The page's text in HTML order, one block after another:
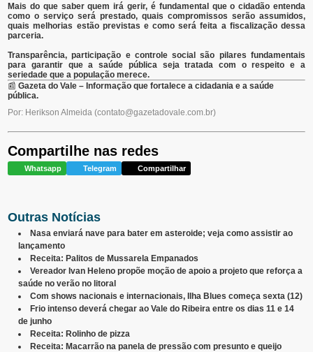
Maisdo que saberquemirágerir, é fundamental queocidadão entenda
comooserviçoseráprestado, quais compromissos serão assumidos,
quaismelhorias estão previstas ecomoseráfeita a fiscalização dessa
parceria.
Transparência,participação e controlesocial são pilares fundamentais
para garantir queasaúde pública sejatratada com orespeitoe a
seriedadequeapopulaçãomerece.
📰GazetadoVale –Informaçãoquefortaleceacidadaniaeasaúde
pública.
Por: Herikson Almeida (contato@gazetadovale.com.br)
Compartilhe nas redes
Whatsapp Telegram Compartilhar
Outras Notícias
Nasa enviará nave para bater em asteroide; veja como assistir ao
lançamento
Receita: Palitos de Mussarela Empanados
Vereador Ivan Heleno propõe moção de apoio a projeto que reforça a
saúde no verão no litoral
Com shows nacionais e internacionais, Ilha Blues começa sexta (12)
Frio intenso deverá chegar ao Vale do Ribeira entre os dias 11 e 14
de junho
Receita: Rolinho de pizza
Receita: Macarrão na panela de pressão com presunto e queijo